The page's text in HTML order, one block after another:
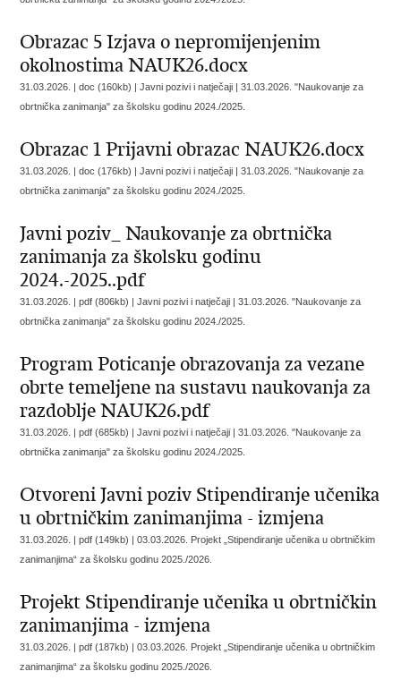
Obrazac 5 Izjava o nepromijenjenim
okolnostima NAUK26.docx
31.03.2026. | doc (160kb) | Javni pozivi i natječaji |31.03.2026. "Naukovanje za
obrtnička zanimanja" za školsku godinu 2024./2025.
Obrazac 1 Prijavni obrazac NAUK26.docx
31.03.2026. | doc (176kb) | Javni pozivi i natječaji |31.03.2026. "Naukovanje za
obrtnička zanimanja" za školsku godinu 2024./2025.
Javni poziv_ Naukovanje za obrtnička
zanimanja za školsku godinu
2024.-2025..pdf
31.03.2026. | pdf (806kb) | Javni pozivi i natječaji |31.03.2026. "Naukovanje za
obrtnička zanimanja" za školsku godinu 2024./2025.
Program Poticanje obrazovanja za vezane
obrte temeljene na sustavu naukovanja za
razdoblje NAUK26.pdf
31.03.2026. | pdf (685kb) | Javni pozivi i natječaji |31.03.2026. "Naukovanje za
obrtnička zanimanja" za školsku godinu 2024./2025.
Otvoreni Javni poziv Stipendiranje učenika
u obrtničkim zanimanjima - izmjena
31.03.2026. | pdf (149kb) |03.03.2026. Projekt „Stipendiranje učenika u obrtničkim
zanimanjima“ za školsku godinu 2025./2026.
Projekt Stipendiranje učenika u obrtničkin
zanimanjima - izmjena
31.03.2026. | pdf (187kb) |03.03.2026. Projekt „Stipendiranje učenika u obrtničkim
zanimanjima“ za školsku godinu 2025./2026.